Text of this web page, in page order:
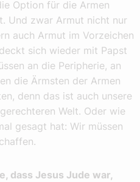
Option für die Armen
Und zwar Armut nicht nur
auch Armut im Vorzeichen
sich wieder mit Papst
an die Peripherie, an
die Ärmsten der Armen
denn das ist auch unsere
Welt. Oder wie
gesagt hat: Wir müssen
dass Jesus Jude war,